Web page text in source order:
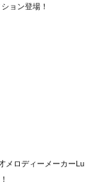
ョン登場！
メロディーメーカーLu